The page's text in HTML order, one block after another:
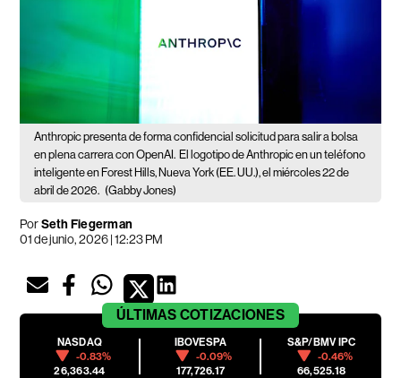
Anthropic presenta de forma confidencial solicitud para salir a bolsa
en plena carrera con OpenAI. El logotipo de Anthropic en un teléfono
inteligente en Forest Hills, Nueva York (EE. UU.), el miércoles 22 de
abril de 2026. (Gabby Jones)
PorSeth Fiegerman
01 de junio, 2026 | 12:23 PM
ÚLTIMAS COTIZACIONES
NASDAQ
-0.83%
26,363.44
IBOVESPA
-0.09%
177,726.17
S&P/BMV IPC
-0.46%
66,525.18